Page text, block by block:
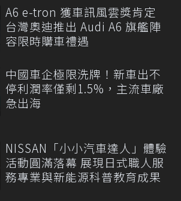
A6 e-tron 獲車訊風雲獎肯定
台灣奧迪推出 Audi A6 旗艦陣
容限時購車禮遇
中國車企極限洗牌！新車出不
停利潤率僅剩1.5%，主流車廠
急出海
NISSAN「小小汽車達人」體驗
活動圓滿落幕 展現日式職人服
務專業與新能源科普教育成果